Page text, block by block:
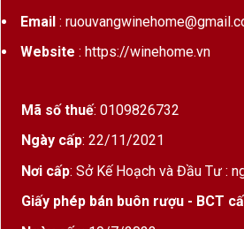
Phân
Family Reserve
cồn
cách
Email:
Website : https://winehome.vn
Mã số thuế: 0109826732
Ngày cấp: 22/11/2021
Nơi cấp: Sở Kế Hoạch và Đầu Tư :
Giấy phép bán buôn rượu - BCT